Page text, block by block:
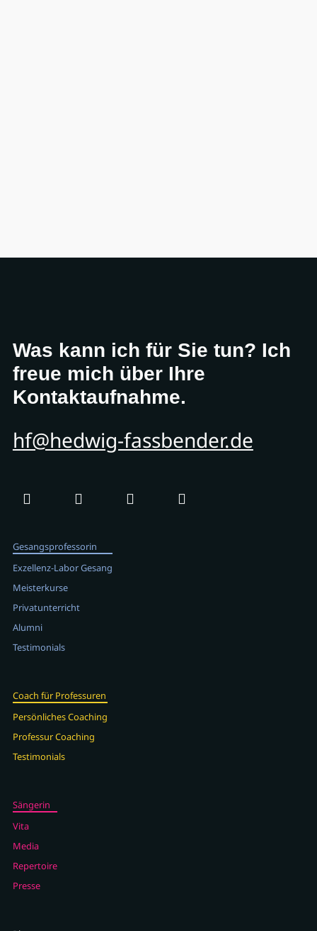
Was kann ich für Sie tun? Ich
freue mich über Ihre
Kontaktaufnahme.
hf@hedwig-fassbender.de
Gesangsprofessorin
Exzellenz-Labor Gesang
Meisterkurse
Privatunterricht
Alumni
Testimonials
Coach für Professuren
Persönliches Coaching
Professur Coaching
Testimonials
Sängerin
Vita
Media
Repertoire
Presse